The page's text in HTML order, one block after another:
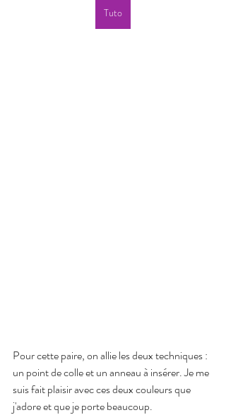
Tuto
Pour cette paire, on allie les deux techniques :
un point de colle et un anneau à insérer. Je me
suis fait plaisir avec ces deux couleurs que
j'adore et que je porte beaucoup.